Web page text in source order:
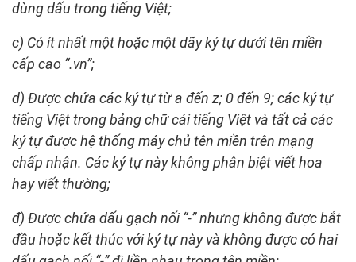
dùng dấu trong tiếng Việt;
c) Có ít nhất một hoặc một dãy ký tự dưới tên miền
cấp cao “.vn”;
d) Được chứa các ký tự từ a đến z; 0 đến 9; các ký tự
tiếng Việt trong bảng chữ cái tiếng Việt và tất cả các
ký tự được hệ thống máy chủ tên miền trên mạng
chấp nhận. Các ký tự này không phân biệt viết hoa
hay viết thường;
đ) Được chứa dấu gạch nối “-” nhưng không được bắt
đầu hoặc kết thúc với ký tự này và không được có hai